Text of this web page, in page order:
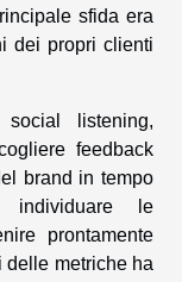
sfida era
dei propri clienti
social listening,
feedback
brand in tempo
le
prontamente
delle metriche ha